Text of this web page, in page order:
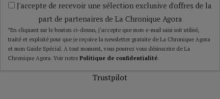
J'accepte de recevoir une sélection exclusive d'offres de la
part de partenaires de La Chronique Agora
*En cliquant sur le bouton ci-dessus, j’accepte que mon e-mail saisi soit utilisé,
traité et exploité pour que je reçoive la newsletter gratuite de La Chronique Agora
et mon Guide Spécial. A tout moment, vous pourrez vous désinscrire de La
Chronique Agora. Voir notre Politique de confidentialité.
Trustpilot